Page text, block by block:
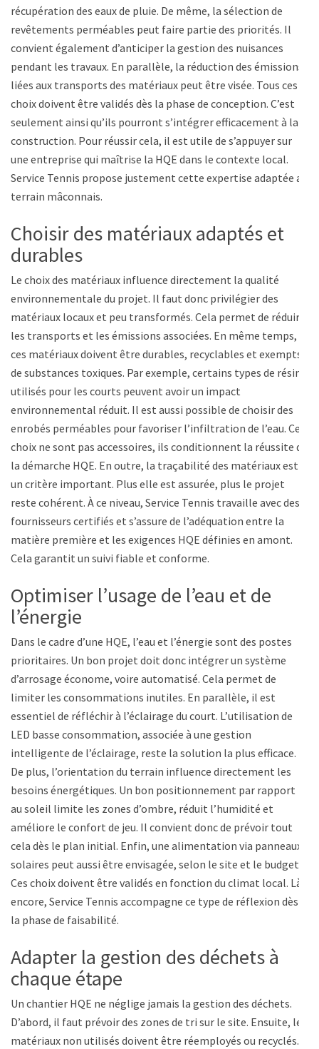
récupération des eaux de pluie. De même, la sélection de
revêtements perméables peut faire partie des priorités. Il
convient également d’anticiper la gestion des nuisances
pendant les travaux. En parallèle, la réduction des émissions
liées aux transports des matériaux peut être visée. Tous ces
choix doivent être validés dès la phase de conception. C’est
seulement ainsi qu’ils pourront s’intégrer efficacement à la
construction. Pour réussir cela, il est utile de s’appuyer sur
une entreprise qui maîtrise la HQE dans le contexte local.
Service Tennis propose justement cette expertise adaptée au
terrain mâconnais.
Choisir des matériaux adaptés et
durables
Le choix des matériaux influence directement la qualité
environnementale du projet. Il faut donc privilégier des
matériaux locaux et peu transformés. Cela permet de réduire
les transports et les émissions associées. En même temps,
ces matériaux doivent être durables, recyclables et exempts
de substances toxiques. Par exemple, certains types de résine
utilisés pour les courts peuvent avoir un impact
environnemental réduit. Il est aussi possible de choisir des
enrobés perméables pour favoriser l’infiltration de l’eau. Ces
choix ne sont pas accessoires, ils conditionnent la réussite de
la démarche HQE. En outre, la traçabilité des matériaux est
un critère important. Plus elle est assurée, plus le projet
reste cohérent. À ce niveau, Service Tennis travaille avec des
fournisseurs certifiés et s’assure de l’adéquation entre la
matière première et les exigences HQE définies en amont.
Cela garantit un suivi fiable et conforme.
Optimiser l’usage de l’eau et de
l’énergie
Dans le cadre d’une HQE, l’eau et l’énergie sont des postes
prioritaires. Un bon projet doit donc intégrer un système
d’arrosage économe, voire automatisé. Cela permet de
limiter les consommations inutiles. En parallèle, il est
essentiel de réfléchir à l’éclairage du court. L’utilisation de
LED basse consommation, associée à une gestion
intelligente de l’éclairage, reste la solution la plus efficace.
De plus, l’orientation du terrain influence directement les
besoins énergétiques. Un bon positionnement par rapport
au soleil limite les zones d’ombre, réduit l’humidité et
améliore le confort de jeu. Il convient donc de prévoir tout
cela dès le plan initial. Enfin, une alimentation via panneaux
solaires peut aussi être envisagée, selon le site et le budget.
Ces choix doivent être validés en fonction du climat local. Là
encore, Service Tennis accompagne ce type de réflexion dès
la phase de faisabilité.
Adapter la gestion des déchets à
chaque étape
Un chantier HQE ne néglige jamais la gestion des déchets.
D’abord, il faut prévoir des zones de tri sur le site. Ensuite, les
matériaux non utilisés doivent être réemployés ou recyclés.